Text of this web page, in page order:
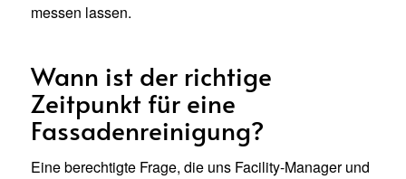
messen lassen.
Wann ist der richtige
Zeitpunkt für eine
Fassadenreinigung?
Eine berechtigte Frage, die uns Facility-Manager und